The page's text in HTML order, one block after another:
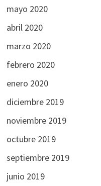
mayo 2020
abril 2020
marzo 2020
febrero 2020
enero 2020
diciembre 2019
noviembre 2019
octubre 2019
septiembre 2019
junio 2019